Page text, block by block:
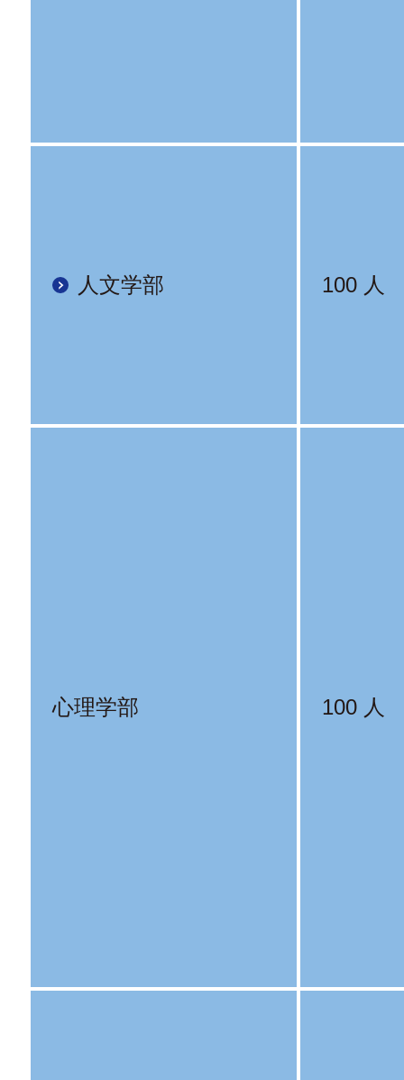
人文学部 100 人
心理学部 100 人